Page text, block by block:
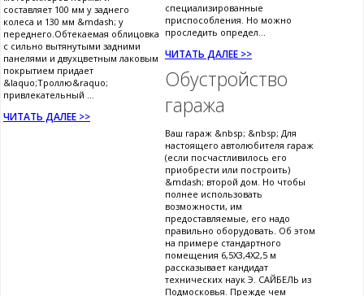
составляет 100 мм у заднего
колеса и 130 мм &mdash; у
переднего.Обтекаемая облицовка
с сильно вытянутыми задними
панелями и двухцветным лаковым
покрытием придает
&laquo;Троллю&raquo;
привлекательный ...
ЧИТАТЬ ДАЛЕЕ >>
специализированные
приспособления. Но можно
проследить определ...
ЧИТАТЬ ДАЛЕЕ >>
Обустройство
гаража
Ваш гараж &nbsp; &nbsp; Для
настоящего автолюбителя гараж
(если посчастливилось его
приобрести или построить)
&mdash; второй дом. Но чтобы
полнее использовать
возможности, им
предоставляемые, его надо
правильно оборудовать. Об этом
на примере стандартного
помещения 6,5X3,4X2,5 м
рассказывает кандидат
технических наук Э. САЙБЕЛЬ из
Подмосковья. Прежде чем